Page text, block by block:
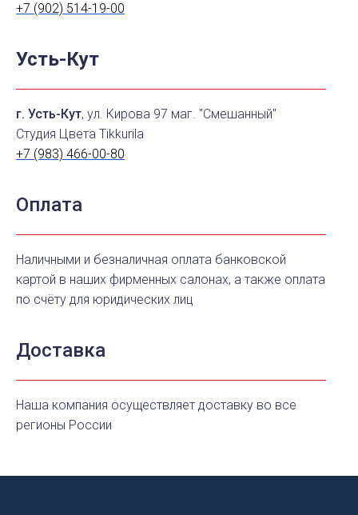
+7 (902) 514-19-00
Усть-Кут
г. Усть-Кут, ул. Кирова 97 маг. "Смешанный"
Студия Цвета Tikkurila
+7 (983) 466-00-80
Оплата
Наличными и безналичная оплата банковской
картой в наших фирменных салонах, а также оплата
по счёту для юридических лиц
Доставка
Наша компания осуществляет доставку во все
регионы России